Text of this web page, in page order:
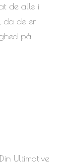
de alle i
da de er
på
Ultimative